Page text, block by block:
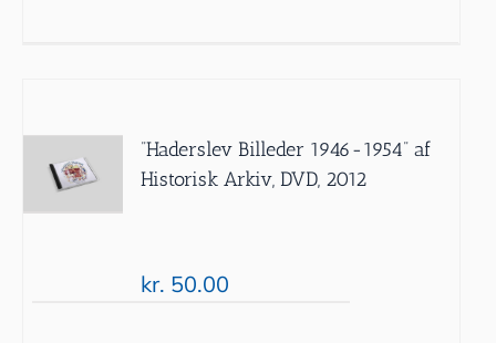
”Haderslev Billeder 1946-1954” af
Historisk Arkiv, DVD, 2012
kr. 50.00